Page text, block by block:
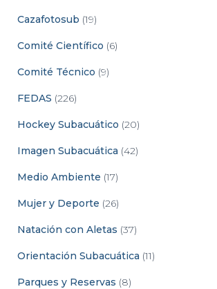
Cazafotosub (19)
Comité Científico (6)
Comité Técnico (9)
FEDAS (226)
Hockey Subacuático (20)
Imagen Subacuática (42)
Medio Ambiente (17)
Mujer y Deporte (26)
Natación con Aletas (37)
Orientación Subacuática (11)
Parques y Reservas (8)